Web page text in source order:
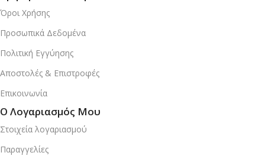
Όροι Χρήσης
Προσωπικά Δεδομένα
Πολιτική Εγγύησης
Αποστολές & Επιστροφές
Επικοινωνία
Ο Λογαριασμός Μου
Στοιχεία λογαριασμού
Παραγγελίες